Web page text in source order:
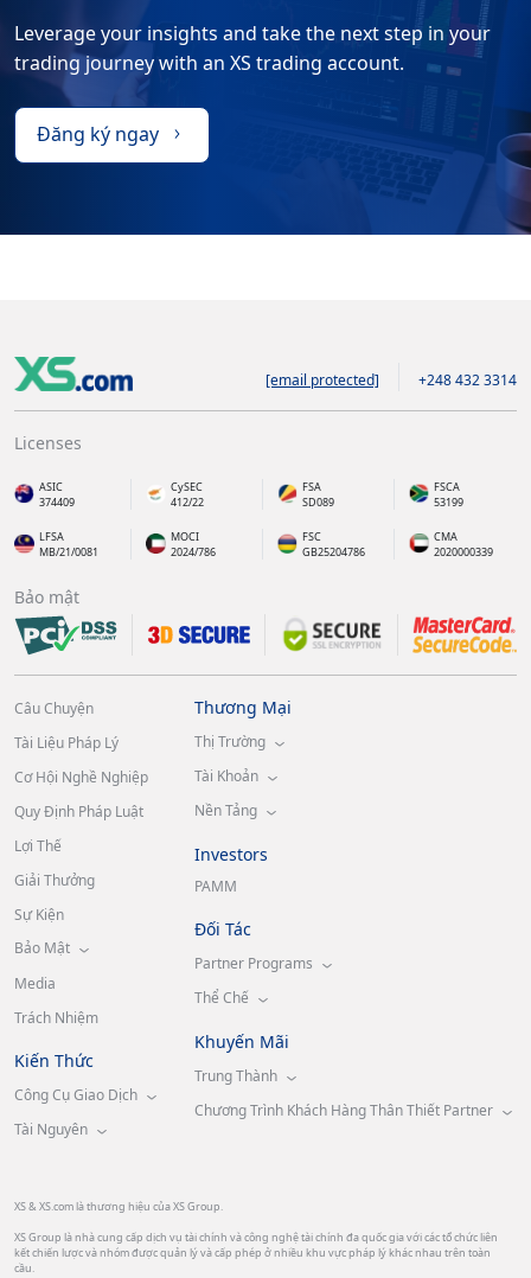
Leverage your insights and take the next step in your
trading journey with an XS trading account.
Đăng ký ngay
[email protected] +248 432 3314
Licenses
ASIC
374409
CySEC
412/22
FSA
SD089
FSCA
53199
LFSA
MB/21/0081
MOCI
2024/786
FSC
GB25204786
CMA
2020000339
Bảo mật
Câu Chuyện
Tài Liệu Pháp Lý
Cơ Hội Nghề Nghiệp
Quy Định Pháp Luật
Lợi Thế
Giải Thưởng
Sự Kiện
Bảo Mật
Media
Trách Nhiệm
Kiến Thức
Công Cụ Giao Dịch
Tài Nguyên
Thương Mại
Thị Trường
Tài Khoản
Nền Tảng
Investors
PAMM
Đối Tác
Partner Programs
Thể Chế
Khuyến Mãi
Trung Thành
Chương Trình Khách Hàng Thân Thiết Partner
XS & XS.com là thương hiệu của XS Group.
XS Group là nhà cung cấp dịch vụ tài chính và công nghệ tài chính đa quốc gia với các tổ chức liên
kết chiến lược và nhóm được quản lý và cấp phép ở nhiều khu vực pháp lý khác nhau trên toàn
cầu.